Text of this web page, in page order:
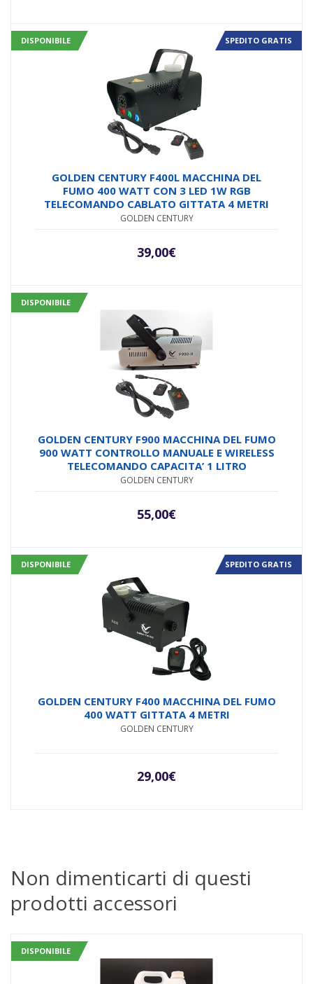
DISPONIBILE SPEDITO GRATIS
GOLDEN CENTURY F400L MACCHINA DEL
FUMO 400 WATT CON 3 LED 1W RGB
TELECOMANDO CABLATO GITTATA 4 METRI
GOLDEN CENTURY
39,00€
DISPONIBILE
GOLDEN CENTURY F900 MACCHINA DEL FUMO
900 WATT CONTROLLO MANUALE E WIRELESS
TELECOMANDO CAPACITA’ 1 LITRO
GOLDEN CENTURY
55,00€
DISPONIBILE SPEDITO GRATIS
GOLDEN CENTURY F400 MACCHINA DEL FUMO
400 WATT GITTATA 4 METRI
GOLDEN CENTURY
29,00€
Non dimenticarti di questi
prodotti accessori
DISPONIBILE